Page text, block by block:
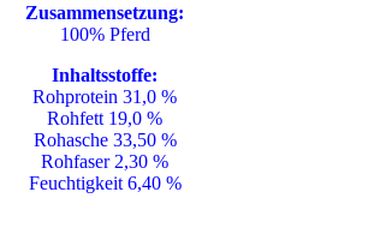
Zusammensetzung:
100% Pferd
Inhaltsstoffe:
Rohprotein 31,0 %
Rohfett 19,0 %
Rohasche 33,50 %
Rohfaser 2,30 %
Feuchtigkeit 6,40 %